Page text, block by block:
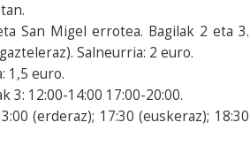
San Migel errotea. Bagilak 2 eta 3.
Salneurria: 2 euro.
1,5 euro.
3: 12:00-14:00 17:00-20:00.
(erderaz); 17:30 (euskeraz); 18:30